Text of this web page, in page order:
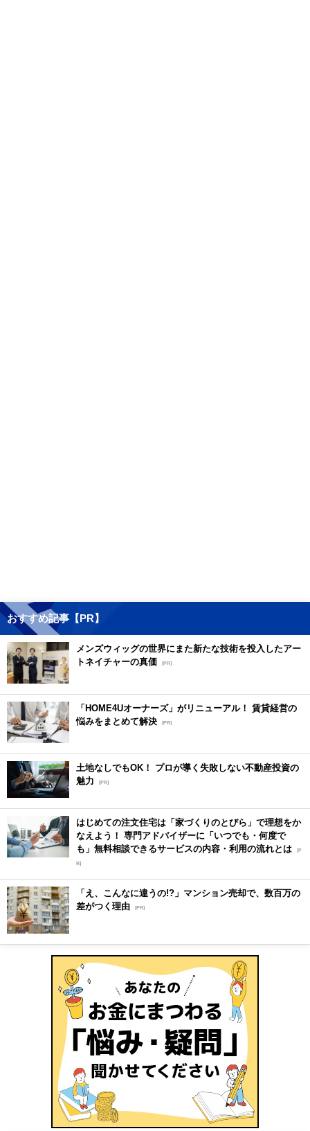
おすすめ記事【PR】
メンズウィッグの世界にまた新たな技術を投入したアー
トネイチャーの真価 [PR]
「HOME4Uオーナーズ」がリニューアル！ 賃貸経営の
悩みをまとめて解決 [PR]
土地なしでもOK！ プロが導く失敗しない不動産投資の
魅力
[PR]
はじめての注文住宅は「家づくりのとびら」で理想をか
なえよう！ 専門アドバイザーに「いつでも・何度で
も」無料相談できるサービスの内容・利用の流れとは [P
R]
「え、こんなに違うの!?」マンション売却で、数百万の
差がつく理由 [PR]